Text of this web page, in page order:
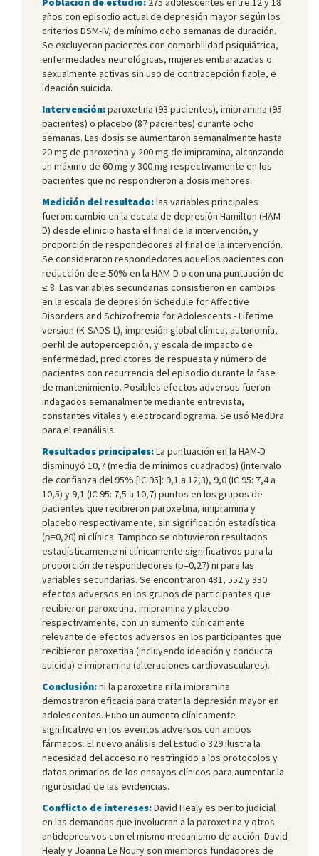
años con episodio actual de depresión mayor según los
criterios DSM-IV, de mínimo ocho semanas de duración.
Se excluyeron pacientes con comorbilidad psiquiátrica,
enfermedades neurológicas, mujeres embarazadas o
sexualmente activas sin uso de contracepción fiable, e
ideación suicida.
Intervención:paroxetina (93 pacientes), imipramina (95
pacientes) o placebo (87 pacientes) durante ocho
semanas. Las dosis se aumentaron semanalmente hasta
20 mg de paroxetina y 200 mg de imipramina, alcanzando
un máximo de 60 mg y 300 mg respectivamente en los
pacientes que no respondieron a dosis menores.
Medición del resultado:las variables principales
fueron: cambio en la escala de depresión Hamilton (HAM-
D) desde el inicio hasta el final de la intervención, y
proporción de respondedores al final de la intervención.
Se consideraron respondedores aquellos pacientes con
reducción de ≥ 50% en la HAM-D o con una puntuación de
≤ 8. Las variables secundarias consistieron en cambios
en la escala de depresión Schedule for Affective
Disorders and Schizofremia for Adolescents - Lifetime
version (K-SADS-L), impresión global clínica, autonomía,
perfil de autopercepción, y escala de impacto de
enfermedad, predictores de respuesta y número de
pacientes con recurrencia del episodio durante la fase
de mantenimiento. Posibles efectos adversos fueron
indagados semanalmente mediante entrevista,
constantes vitales y electrocardiograma. Se usó MedDra
para el reanálisis.
Resultados principales:La puntuación en la HAM-D
disminuyó 10,7 (media de mínimos cuadrados) (intervalo
de confianza del 95% [IC 95]: 9,1 a 12,3), 9,0 (IC 95: 7,4 a
10,5) y 9,1 (IC 95: 7,5 a 10,7) puntos en los grupos de
pacientes que recibieron paroxetina, imipramina y
placebo respectivamente, sin significación estadística
(p=0,20) ni clínica. Tampoco se obtuvieron resultados
estadísticamente ni clínicamente significativos para la
proporción de respondedores (p=0,27) ni para las
variables secundarias. Se encontraron 481, 552 y 330
efectos adversos en los grupos de participantes que
recibieron paroxetina, imipramina y placebo
respectivamente, con un aumento clínicamente
relevante de efectos adversos en los participantes que
recibieron paroxetina (incluyendo ideación y conducta
suicida) e imipramina (alteraciones cardiovasculares).
Conclusión:ni la paroxetina ni la imipramina
demostraron eficacia para tratar la depresión mayor en
adolescentes. Hubo un aumento clínicamente
significativo en los eventos adversos con ambos
fármacos. El nuevo análisis del Estudio 329 ilustra la
necesidad del acceso no restringido a los protocolos y
datos primarios de los ensayos clínicos para aumentar la
rigurosidad de las evidencias.
Conflicto de intereses:David Healy es perito judicial
en las demandas que involucran a la paroxetina y otros
antidepresivos con el mismo mecanismo de acción. David
Healy y Joanna Le Noury son miembros fundadores de